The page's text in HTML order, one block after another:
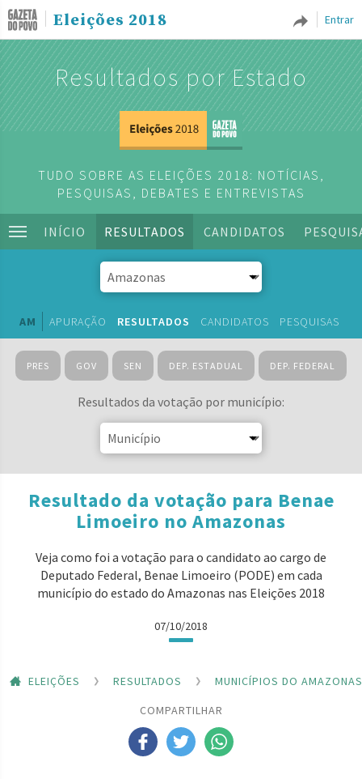
Entrar
Eleições 2018
Resultados por Estado
TUDO SOBRE AS ELEIÇÕES 2018: NOTÍCIAS,
PESQUISAS, DEBATES E ENTREVISTAS
INÍCIO RESULTADOS CANDIDATOS
AM APURAÇÃO RESULTADOS CANDIDATOS PESQUISAS
PRES GOV SEN DEP. ESTADUAL DEP. FEDERAL
Resultados da votação por município:
Resultado da votação para Benae
Limoeiro no Amazonas
Veja como foi a votação para o candidato ao cargo de
Deputado Federal, Benae Limoeiro (PODE) em cada
município do estado do Amazonas nas Eleições 2018
07/10/2018
ELEIÇÕES RESULTADOS
MUNICÍPIOS DO AMAZONAS
COMPARTILHAR